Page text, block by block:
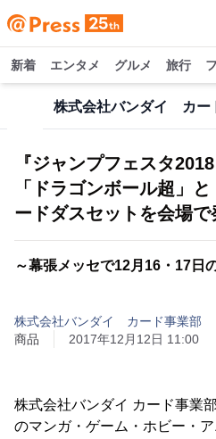
新着 エンタメ グルメ 旅行
株式会社バンダイ カー
『ジャンプフェスタ
「ドラゴンボール超」
ードダスセットを会場で
～幕張メッセで12月16・17日
株式会社バンダイ カード事業部
商品
2017年12月12日 11:00
株式会社バンダイ カード事業
のマンガ・ゲーム・ホビー・